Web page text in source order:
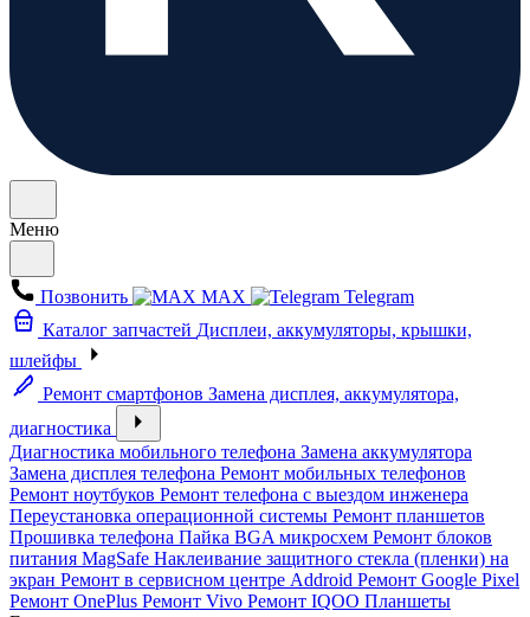
Меню
Позвонить MAX
Telegram
Каталог запчастей Дисплеи, аккумуляторы, крышки,
шлейфы
Ремонт смартфонов Замена дисплея, аккумулятора,
диагностика
Диагностика мобильного телефона Замена аккумулятора
Замена дисплея телефона Ремонт мобильных телефонов
Ремонт ноутбуков Ремонт телефона с выездом инженера
Переустановка операционной системы Ремонт планшетов
Прошивка телефона Пайка BGA микросхем Ремонт блоков
питания MagSafe Наклеивание защитного стекла (пленки) на
экран Ремонт в сервисном центре Addroid Ремонт Google Pixel
Ремонт OnePlus Ремонт Vivo Ремонт IQOO Планшеты